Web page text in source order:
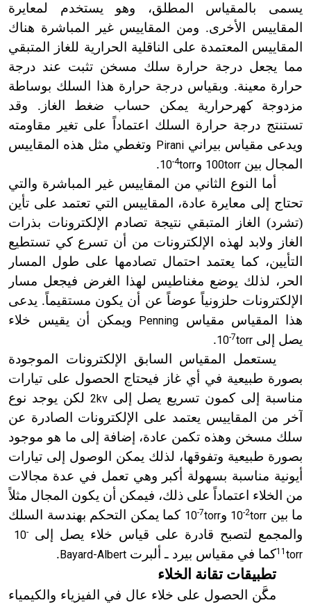
يسمى بالمقياس المطلق، وهو يستخدم لمعايرة
المقاييس الأخرى. ومن المقاييس غير المباشرة هناك
المقاييس المعتمدة على الناقلية الحرارية للغاز المتبقي
مما يجعل درجة حرارة سلك مسخن تثبت عند درجة
حرارة معينة. وبقياس درجة حرارة هذا السلك بوساطة
مزدوجة كهرحرارية يمكن حساب ضغط الغاز. وقد
تستنتج درجة حرارة السلك اعتماداً على تغير مقاومته
ويدعى مقياس بيرانيPirani وتغطي مثل هذه المقاييس
المجال بين 100torr و 10-4torr
.
أما النوع الثاني من المقاييس غير المباشرة والتي
تحتاج إلى معايرة عادة، المقاييس التي تعتمد على تأين
(تشرد) الغاز المتبقي نتيجة تصادم الإلكترونات بذرات
الغاز ولابد لهذه الإلكترونات من أن تسرع كي تستطيع
التأيين، كما يعتمد احتمال تصادمها على طول المسار
الحر، لذلك يوضع مغناطيس لهذا الغرض فيجعل مسار
الإلكترونات حلزونياً عوضاً عن أن يكون مستقيماً. يدعى
هذا المقياس مقياس Penning
ويمكن أن يقيس خلاء
يصل إلى
10-7torr
.
يستعمل المقياس السابق الإلكترونات الموجودة
بصورة طبيعية في أي غاز فيحتاج الحصول على تيارات
مناسبة إلى كمون تسريع يصل إلى2kv لكن يوجد نوع
آخر من المقاييس يعتمد على الإلكترونات الصادرة عن
سلك مسخن وهذه تكمن عادة، إضافة إلى ما هو موجود
بصورة طبيعية وتفوقها، لذلك يمكن الوصول إلى تيارات
أيونية مناسبة بسهولة أكبر وهي تعمل في عدة مجالات
من الخلاء اعتماداً على ذلك، فيمكن أن يكون المجال مثلاً
ما بين
10-2torr و 10-7torr
كما يمكن التحكم بهندسة السلك
والمجمع لتصبح قادرة على قياس خلاء يصل إلى
10-
11 torr كما في مقياس بيرد ـ ألبرت Bayard-Albert
.
تطبيقات تقانة الخلاء
مكن الحصول على خلاء عال في الفيزياء والكيمياء